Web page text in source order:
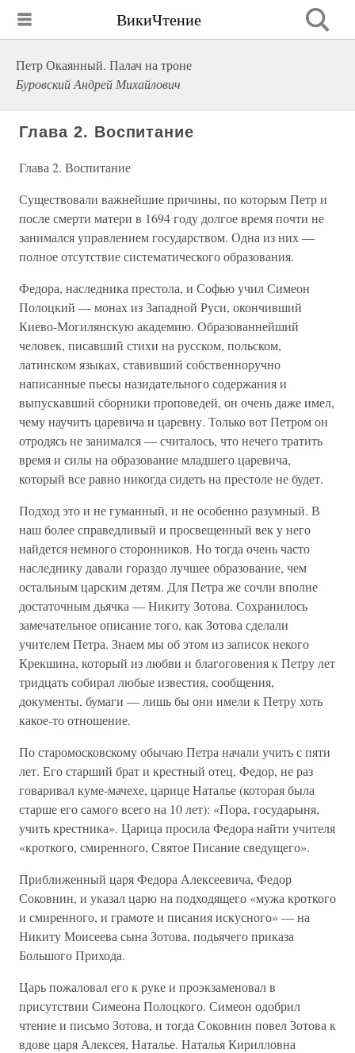
ВикиЧтение
Петр Окаянный. Палач на троне
Буровский Андрей Михайлович
Глава 2. Воспитание
Глава 2. Воспитание
Существовали важнейшие причины, по которым Петр и
после смерти матери в 1694 году долгое время почти не
занимался управлением государством. Одна из них —
полное отсутствие систематического образования.
Федора, наследника престола, и Софью учил Симеон
Полоцкий — монах из Западной Руси, окончивший
Киево-Могилянскую академию. Образованнейший
человек, писавший стихи на русском, польском,
латинском языках, ставивший собственноручно
написанные пьесы назидательного содержания и
выпускавший сборники проповедей, он очень даже имел,
чему научить царевича и царевну. Только вот Петром он
отродясь не занимался — считалось, что нечего тратить
время и силы на образование младшего царевича,
который все равно никогда сидеть на престоле не будет.
Подход это и не гуманный, и не особенно разумный. В
наш более справедливый и просвещенный век у него
найдется немного сторонников. Но тогда очень часто
наследнику давали гораздо лучшее образование, чем
остальным царским детям. Для Петра же сочли вполне
достаточным дьячка — Никиту Зотова. Сохранилось
замечательное описание того, как Зотова сделали
учителем Петра. Знаем мы об этом из записок некого
Крекшина, который из любви и благоговения к Петру лет
тридцать собирал любые известия, сообщения,
документы, бумаги — лишь бы они имели к Петру хоть
какое-то отношение.
По старомосковскому обычаю Петра начали учить с пяти
лет. Его старший брат и крестный отец, Федор, не раз
говаривал куме-мачехе, царице Наталье (которая была
старше его самого всего на 10 лет): «Пора, государыня,
учить крестника». Царица просила Федора найти учителя
«кроткого, смиренного, Святое Писание сведущего».
Приближенный царя Федора Алексеевича, Федор
Соковнин, и указал царю на подходящего «мужа кроткого
и смиренного, и грамоте и писания искусного» — на
Никиту Моисеева сына Зотова, подьячего приказа
Большого Прихода.
Царь пожаловал его к руке и проэкзаменовал в
присутствии Симеона Полоцкого. Симеон одобрил
чтение и письмо Зотова, и тогда Соковнин повел Зотова к
вдове царя Алексея, Наталье. Наталья Кирилловна